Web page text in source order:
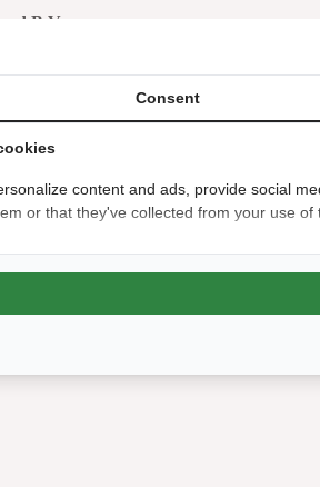
Consent
content and ads, provide social
or that they've collected from your use of
B.V.